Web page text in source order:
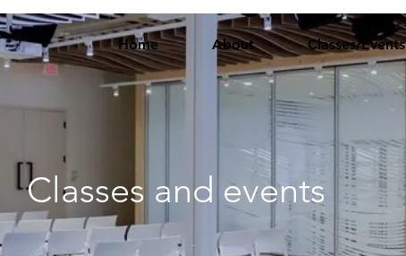
Home About Classes/Events
Classes and events